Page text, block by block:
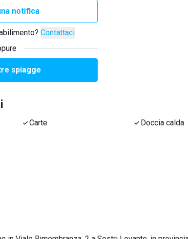
notifica
Contattaci
spiagge
Carte Doccia calda